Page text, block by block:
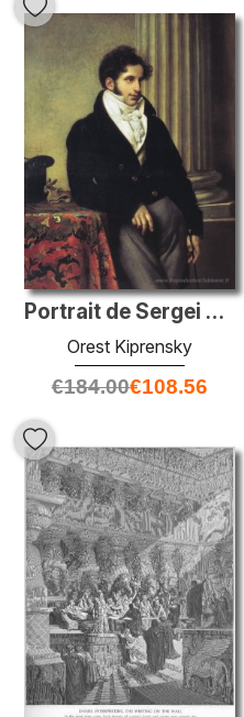
Portrait de Sergei Uvarov
Orest Kiprensky
€184.00€108.56